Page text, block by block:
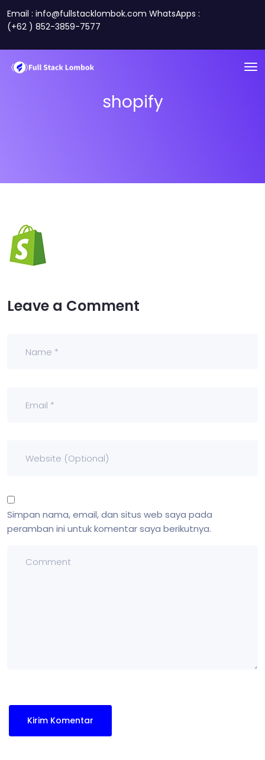
Email : info@fullstacklombok.com WhatsApps :
(+62 ) 852-3859-7577
shopify
Leave a Comment
Simpan nama, email, dan situs web saya pada
peramban ini untuk komentar saya berikutnya.